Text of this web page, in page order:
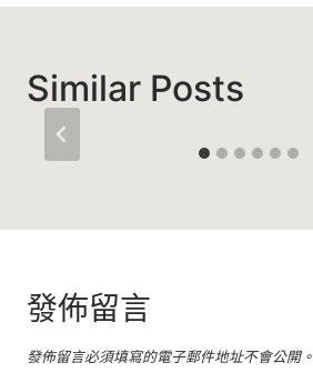
Similar Posts
發佈留言
發佈留言必須填寫的電子郵件地址不會公開。